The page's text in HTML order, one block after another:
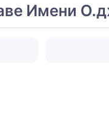
Имени